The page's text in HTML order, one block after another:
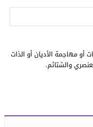
أو مهاجمة الأديان أو الذات
والشتائم.